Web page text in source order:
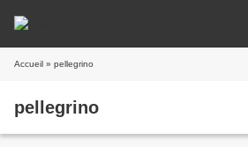
Accueil » pellegrino
pellegrino